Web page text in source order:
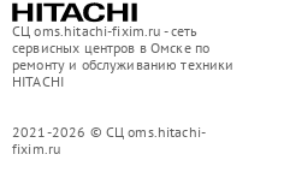
СЦ oms.hitachi-fixim.ru - сеть
сервисных центров в Омске по
ремонту и обслуживанию техники
HITACHI
2021-2026 © СЦ oms.hitachi-
fixim.ru